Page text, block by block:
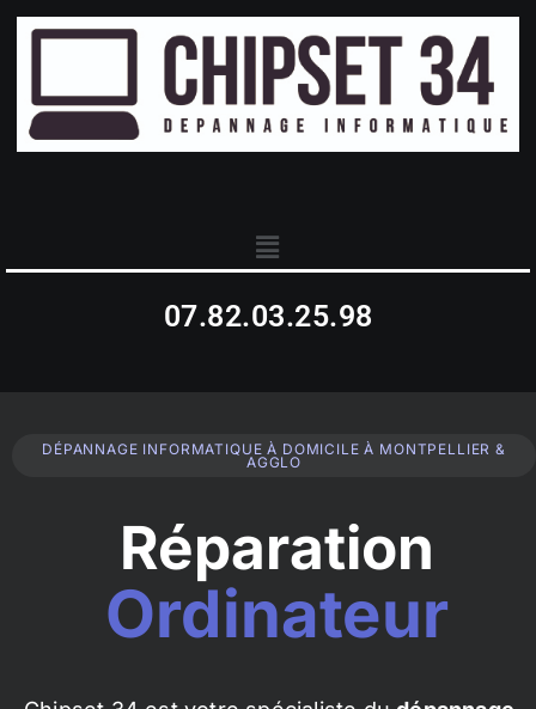
07.82.03.25.98
DÉPANNAGE INFORMATIQUE À DOMICILE À MONTPELLIER &
AGGLO
Réparation
Ordinateur